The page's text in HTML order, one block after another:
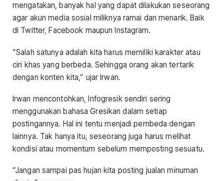
mengatakan, banyak hal yang dapat dilakukan seseorang
agar akun media sosial miliknya ramai dan menarik. Baik
di Twitter, Facebook maupun Instagram.
“Salah satunya adalah kita harus memiliki karakter atau
ciri khas yang berbeda. Sehingga orang akan tertarik
dengan konten kita,” ujar Irwan.
Irwan mencontohkan, Infogresik sendiri sering
menggunakan bahasa Gresikan dalam setiap
postingannya. Hal ini tentu menjadi pembeda dengan
lainnya. Tak hanya itu, seseorang juga harus melihat
kondisi atau momentum sebelum memposting sesuatu.
“Jangan sampai pas hujan kita posting jualan minuman